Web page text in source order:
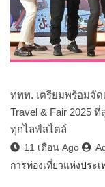
ททท. เตรียมพร้อมจัด
Travel & Fair 2025
ทุกไลฟ์สไตล์
11 เดือน Ago
การท่องเที่ยวแห่งประ